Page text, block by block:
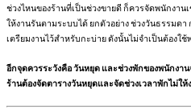
ช่วงไหนของร้านที่เป็นช่วงขายดี ก็ควรจัดพนักงา
ให้งานรันตามระบบได้ ยกตัวอย่าง ช่วงวันธรรมด
เตรียมงานไว้สำหรับกะบ่าย ดังนั้นไม่จำเป็นต้องใช้
อีกจุดควรระวังคือ วันหยุด และช่วงพักของพนักงา
ร้านต้องจัดตารางวันหยุดและจัดช่วงเวลาพักไม่ให้